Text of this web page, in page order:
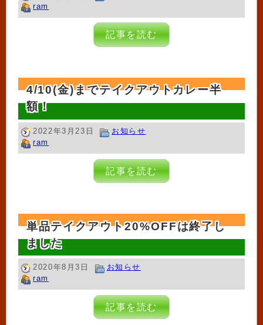
ram
記事を読む
4/10(金)までテイクアウトカレー半
額！
2022年3月23日
お知らせ
ram
記事を読む
単品テイクアウト20%OFFは終了し
ました
2020年8月3日
お知らせ
ram
記事を読む